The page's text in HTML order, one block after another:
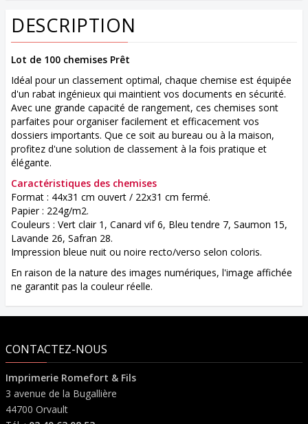
DESCRIPTION
Lot de 100 chemises Prêt
Idéal pour un classement optimal, chaque chemise est équipée
d'un rabat ingénieux qui maintient vos documents en sécurité.
Avec une grande capacité de rangement, ces chemises sont
parfaites pour organiser facilement et efficacement vos
dossiers importants. Que ce soit au bureau ou à la maison,
profitez d'une solution de classement à la fois pratique et
élégante.
Caractéristiques des chemises
Format : 44x31 cm ouvert / 22x31 cm fermé.
Papier : 224g/m2.
Couleurs : Vert clair 1, Canard vif 6, Bleu tendre 7, Saumon 15,
Lavande 26, Safran 28.
Impression bleue nuit ou noire recto/verso selon coloris.
En raison de la nature des images numériques, l'image affichée
ne garantit pas la couleur réelle.
CONTACTEZ-NOUS
Imprimerie Romefort & Fils
3 avenue de la Bugallière
44700 Orvault